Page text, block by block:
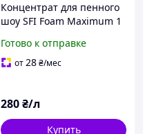
Концентрат для пенного
шоу SFI Foam Maximum 1
Готово к отправке
от28₴/мес
280₴/л
Купить